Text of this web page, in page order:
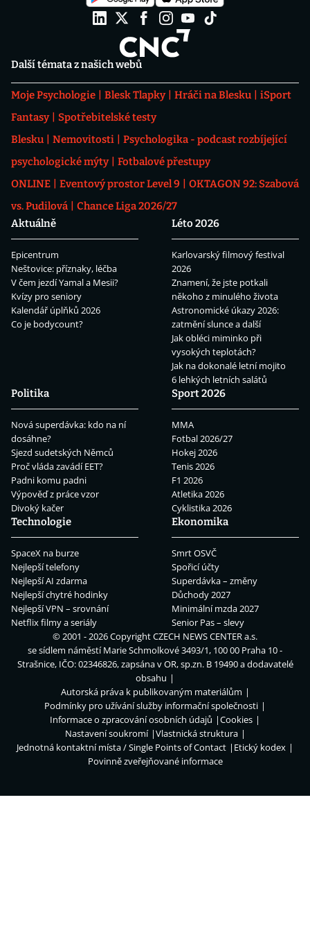
Další témata z našich webů
Moje Psychologie Blesk Tlapky Hráči na Blesku
iSport
Fantasy
Spotřebitelské testy
Blesku
Nemovitosti
Psychologika - podcast rozbíjející
psychologické mýty
Fotbalové přestupy
ONLINE
Eventový prostor Level 9
OKTAGON 92: Szabová
vs. Pudilová
Chance Liga 2026/27
Aktuálně
Epicentrum
Neštovice: příznaky, léčba
V čem jezdí Yamal a Mesii?
Kvízy pro seniory
Kalendář úplňků 2026
Co je bodycount?
Léto 2026
Karlovarský filmový festival
2026
Znamení, že jste potkali
někoho z minulého života
Astronomické úkazy 2026:
zatmění slunce a další
Jak obléci miminko při
vysokých teplotách?
Jak na dokonalé letní mojito
6 lehkých letních salátů
Politika
Nová superdávka: kdo na ní
dosáhne?
Sjezd sudetských Němců
Proč vláda zavádí EET?
Padni komu padni
Výpověď z práce vzor
Divoký kačer
Sport 2026
MMA
Fotbal 2026/27
Hokej 2026
Tenis 2026
F1 2026
Atletika 2026
Cyklistika 2026
Technologie
SpaceX na burze
Nejlepší telefony
Nejlepší AI zdarma
Nejlepší chytré hodinky
Nejlepší VPN – srovnání
Netflix filmy a seriály
Ekonomika
Smrt OSVČ
Spořicí účty
Superdávka – změny
Důchody 2027
Minimální mzda 2027
Senior Pas – slevy
© 2001 - 2026 CopyrightCZECH NEWS CENTER a.s.
se sídlem náměstí Marie Schmolkové 3493/1, 100 00 Praha 10 -
Strašnice, IČO: 02346826, zapsána v OR, sp.zn. B 19490 a dodavatelé
obsahu
Autorská práva k publikovaným materiálům
Podmínky pro užívání služby informační společnosti
Informace o zpracování osobních údajů
Cookies
Nastavení soukromí
Vlastnická struktura
Jednotná kontaktní místa / Single Points of Contact
Etický kodex
Povinně zveřejňované informace